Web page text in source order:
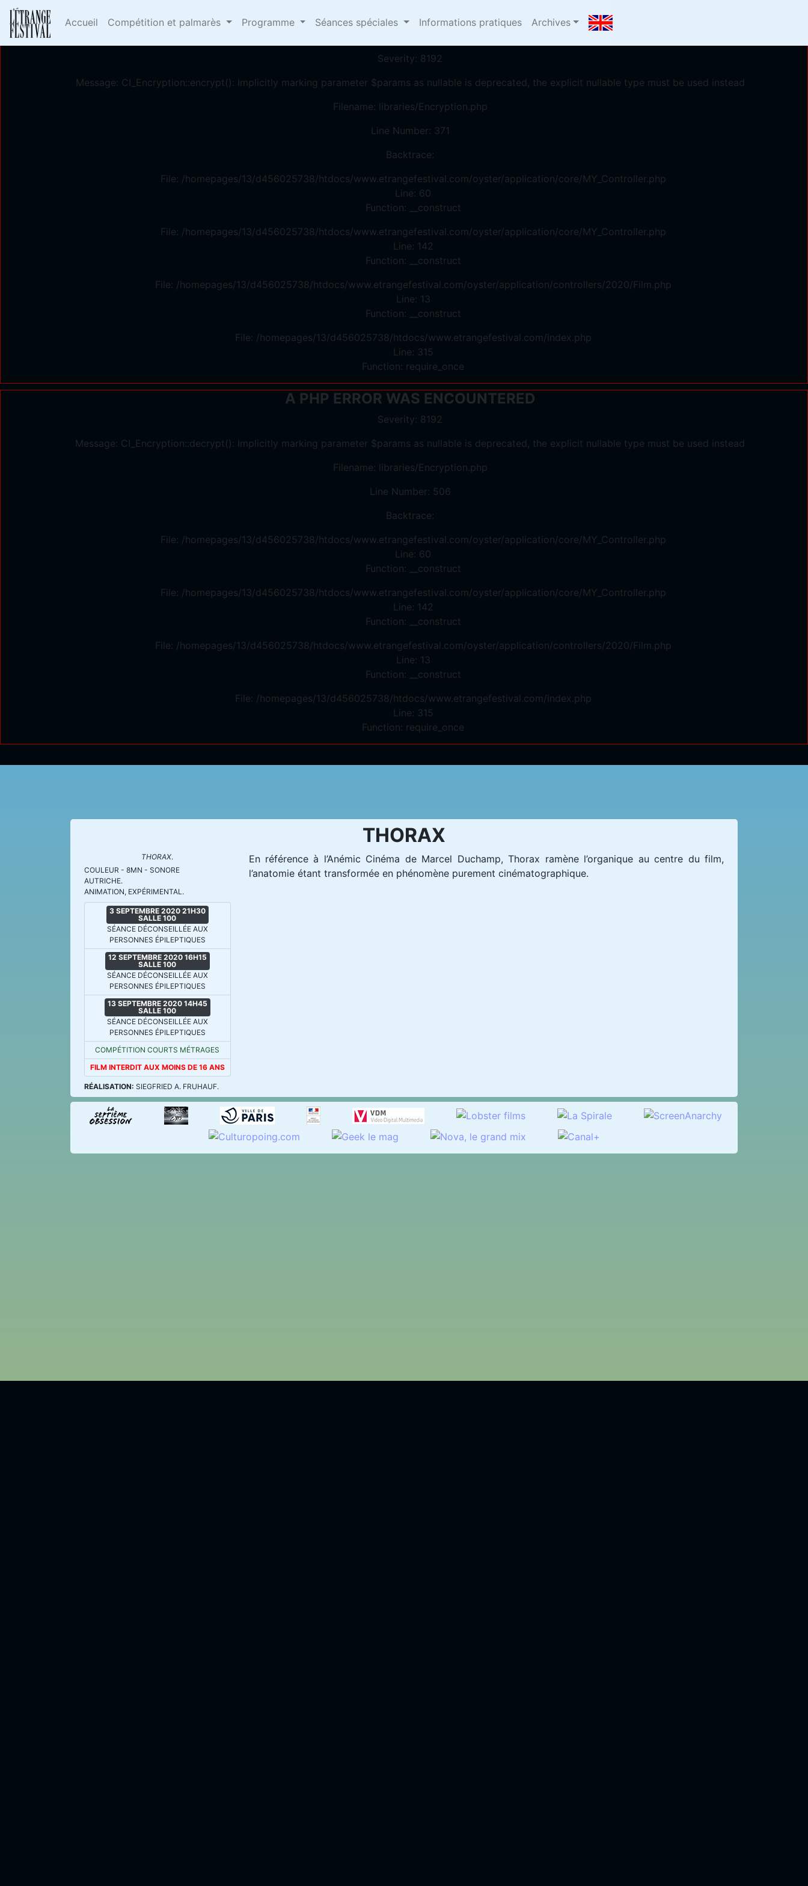
Deprecated: Constant E_STRICT is deprecated in/homepages/13/d456025738/htdocs/www.etrangefestival.com/oyster/system/core/Exceptions.php
Severity: 8192
Message: CI_Encryption::encrypt(): Implicitly marking parameter $params as nullable is deprecated, the explicit nullable type must be used instead
Filename: libraries/Encryption.php
Line Number: 371
Backtrace:
File: /homepages/13/d456025738/htdocs/www.etrangefestival.com/oyster/application/core/MY_Controller.php
Line: 60
Function: __construct
File: /homepages/13/d456025738/htdocs/www.etrangefestival.com/oyster/application/core/MY_Controller.php
Line: 142
Function: __construct
File: /homepages/13/d456025738/htdocs/www.etrangefestival.com/oyster/application/controllers/2020/Film.php
Line: 13
Function: __construct
File: /homepages/13/d456025738/htdocs/www.etrangefestival.com/index.php
Line: 315
Function: require_once
A PHP ERROR WAS ENCOUNTERED
Severity: 8192
Message: CI_Encryption::decrypt(): Implicitly marking parameter $params as nullable is deprecated, the explicit nullable type must be used instead
Filename: libraries/Encryption.php
Line Number: 506
Backtrace:
File: /homepages/13/d456025738/htdocs/www.etrangefestival.com/oyster/application/core/MY_Controller.php
Line: 60
Function: __construct
File: /homepages/13/d456025738/htdocs/www.etrangefestival.com/oyster/application/core/MY_Controller.php
Line: 142
Function: __construct
File: /homepages/13/d456025738/htdocs/www.etrangefestival.com/oyster/application/controllers/2020/Film.php
Line: 13
Function: __construct
File: /homepages/13/d456025738/htdocs/www.etrangefestival.com/index.php
Line: 315
Function: require_once
Accueil Compétition et palmarès Programme Séances spéciales Informations pratiques Archives
THORAX
THORAX.
COULEUR - 8MN - SONORE
AUTRICHE.
ANIMATION, EXPÉRIMENTAL.
3 SEPTEMBRE 2020 21H30
SALLE 100
SÉANCE DÉCONSEILLÉE AUX
PERSONNES ÉPILEPTIQUES
12 SEPTEMBRE 2020 16H15
SALLE 100
SÉANCE DÉCONSEILLÉE AUX
PERSONNES ÉPILEPTIQUES
13 SEPTEMBRE 2020 14H45
SALLE 100
SÉANCE DÉCONSEILLÉE AUX
PERSONNES ÉPILEPTIQUES
COMPÉTITION COURTS MÉTRAGES
FILM INTERDIT AUX MOINS DE 16 ANS
RÉALISATION: SIEGFRIED A. FRUHAUF.
En référence à l’Anémic Cinéma de Marcel Duchamp, Thorax ramène l’organique au centre du film,
l’anatomie étant transformée en phénomène purement cinématographique.